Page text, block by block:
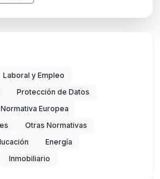
Laboral y Empleo
Protección de Datos
Normativa Europea
Otras Normativas
Energía
Inmobiliario